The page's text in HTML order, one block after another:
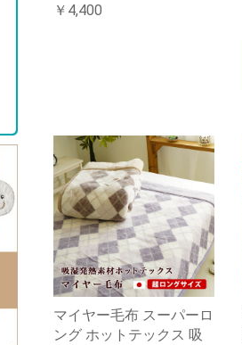
￥4,400
マイヤー毛布 スーパーロ
ング ホットテックス 吸